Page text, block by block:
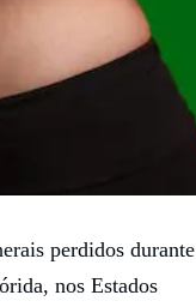
perdidos durante
nos Estados